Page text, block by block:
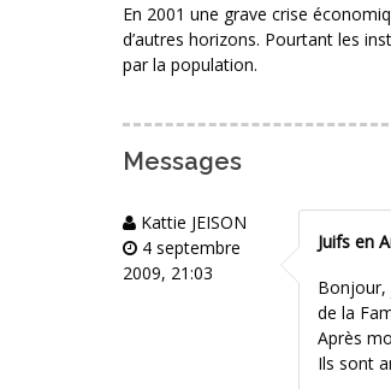
En 2001 une grave crise
d’autres horizons. Pourtant les
par la population.
Messages
Kattie JEISON
4 septembre
2009, 21:03
Juifs en
Bonjour,
de la
Après
Ils sont